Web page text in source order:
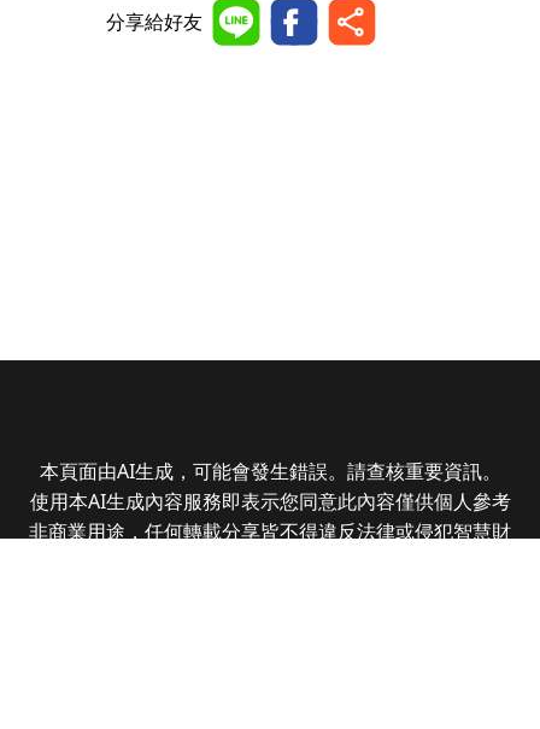
分享給好友
本頁面由AI生成，可能會發生錯誤。請查核重要資訊。
使用本AI生成內容服務即表示您同意此內容僅供個人參考
非商業用途，任何轉載分享皆不得違反法律或侵犯智慧財